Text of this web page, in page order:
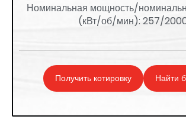
Номинальная мощность/
(кВт/об/мин): 257/
Получить котировку Найти